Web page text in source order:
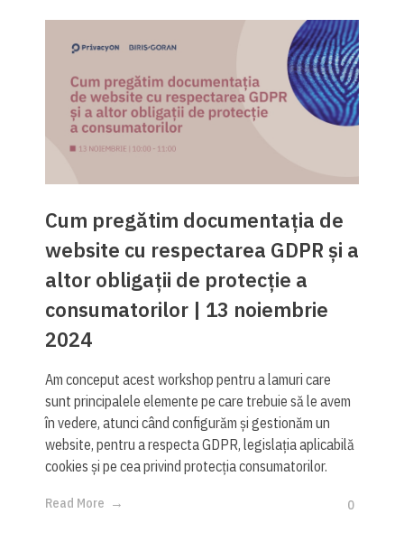
Cum pregătim documentația de
website cu respectarea GDPR și a
altor obligații de protecție a
consumatorilor | 13 noiembrie
2024
Am conceput acest workshop pentru a lamuri care
sunt principalele elemente pe care trebuie să le avem
în vedere, atunci când configurăm și gestionăm un
website, pentru a respecta GDPR, legislația aplicabilă
cookies și pe cea privind protecția consumatorilor.
Read More 0